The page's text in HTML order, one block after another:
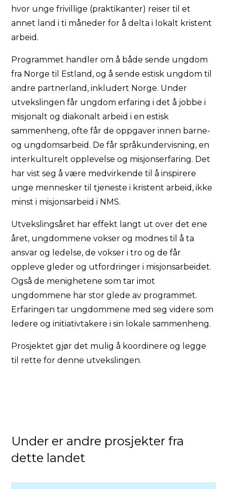
hvor unge frivillige (praktikanter) reiser til et
annet land i ti måneder for å delta i lokalt kristent
arbeid.
Programmet handler om å både sende ungdom
fra Norge til Estland, og å sende estisk ungdom til
andre partnerland, inkludert Norge. Under
utvekslingen får ungdom erfaring i det å jobbe i
misjonalt og diakonalt arbeid i en estisk
sammenheng, ofte får de oppgaver innen barne-
og ungdomsarbeid. De får språkundervisning, en
interkulturelt opplevelse og misjonserfaring. Det
har vist seg å være medvirkende til å inspirere
unge mennesker til tjeneste i kristent arbeid, ikke
minst i misjonsarbeid i NMS.
Utvekslingsåret har effekt langt ut over det ene
året, ungdommene vokser og modnes til å ta
ansvar og ledelse, de vokser i tro og de får
oppleve gleder og utfordringer i misjonsarbeidet.
Også de menighetene som tar imot
ungdommene har stor glede av programmet.
Erfaringen tar ungdommene med seg videre som
ledere og initiativtakere i sin lokale sammenheng.
Prosjektet gjør det mulig å koordinere og legge
til rette for denne utvekslingen.
Under er andre prosjekter fra
dette landet